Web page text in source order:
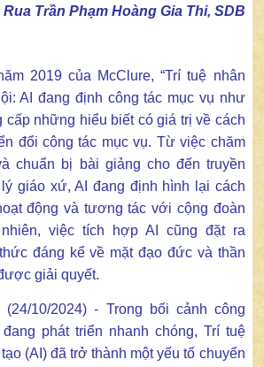
Rua Trần Phạm Hoàng Gia Thi, SDB
2019 của McClure, “Trí tuệ nhân
AI đang định công tác mục vụ như
cấp những hiểu biết có giá trị về cách
đổi công tác mục vụ. Từ việc chăm
chuẩn bị bài giảng cho đến truyền
giáo xứ, AI đang định hình lại cách
động và tương tác với cộng đoàn
việc tích hợp AI cũng đặt ra
đáng kể về mặt đạo đức và thần
giải quyết.
10/2024) - Trong bối cảnh công
đang phát triển nhanh chóng, Trí tuệ
(AI) đã trở thành một yếu tố chuyển